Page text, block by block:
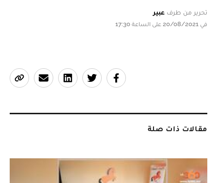
تحرير من طرف عبير
في 20/08/2021 على الساعة 17:30
مقالات ذات صلة